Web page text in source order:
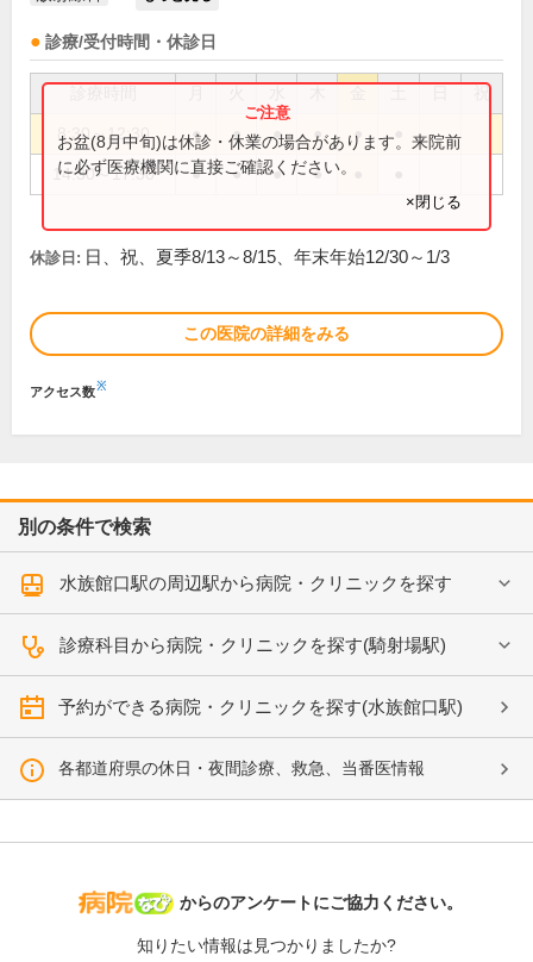
診療/受付時間・休診日
祝
8:30～12:30 ● ● ● ● ●
14:30～17:30 ● ● ● ●
お盆(8月中旬)は休診・休業の場合があります。来院前
に必ず医療機関に直接ご確認ください。
×閉じる
休診日: 日、祝、夏季8/13～8/15、年末年始12/30～1/3
この医院の詳細をみる
アクセス数※
別の条件で検索
水族館口駅の周辺駅から病院・クリニックを探す
診療科目から病院・クリニックを探す(騎射場駅)
予約ができる病院・クリニックを探す(水族館口駅)
各都道府県の休日・夜間診療、救急、当番医情報
病院なび
からのアンケートにご協力ください。
知りたい情報は見つかりましたか?